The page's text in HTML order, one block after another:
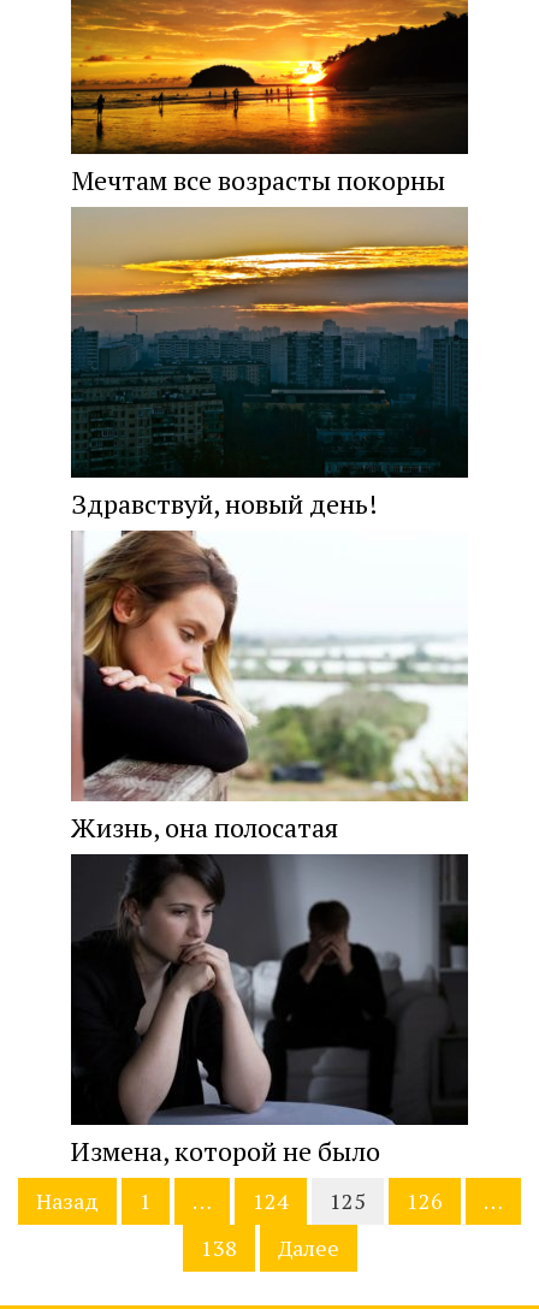
Мечтам все возрасты покорны
Здравствуй, новый день!
Жизнь, она полосатая
Измена, которой не было
Навигация
поНазад 1 … 124 125 126
…
138
Далее